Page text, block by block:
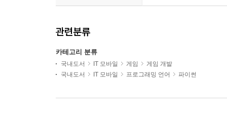
관련분류
카테고리 분류
국내도서 IT 모바일 게임
게임 개발
국내도서
IT 모바일 프로그래밍 언어 파이썬